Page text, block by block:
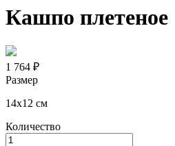
Кашпо плетеное
1 764 ₽
Размер
14х12 см
Количество